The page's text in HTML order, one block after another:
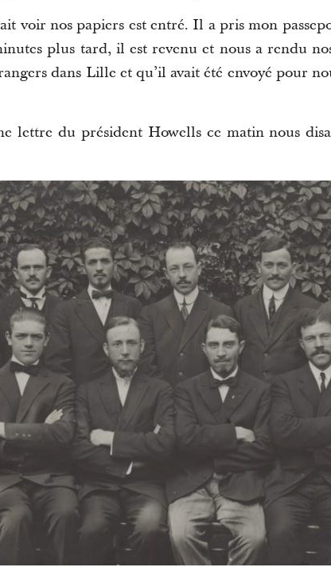
voir nos papiers est entré. Il a pris mon
plus tard, il est revenu et nous a rendu
dans Lille et qu’il avait été envoyé pour
lettre du président Howells ce matin nous